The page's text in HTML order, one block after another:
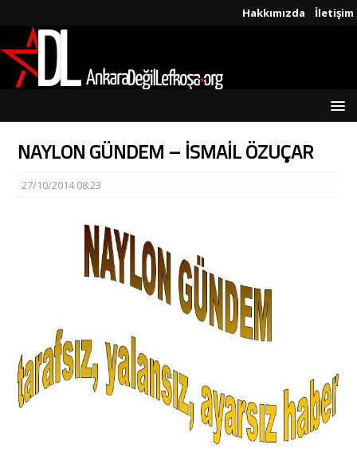
Hakkımızda İletişim
NAYLON GÜNDEM – İSMAİL ÖZUÇAR
27/10/2014 08:23